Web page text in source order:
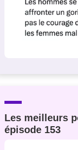
Les meilleurs
épisode 153